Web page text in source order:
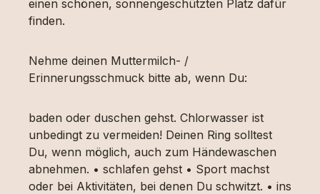
einen schönen, sonnengeschützten Platz dafür
finden.
Nehme deinen Muttermilch- /
Erinnerungsschmuck bitte ab, wenn Du:
baden oder duschen gehst. Chlorwasser ist
unbedingt zu vermeiden! Deinen Ring solltest
Du, wenn möglich, auch zum Händewaschen
abnehmen. • schlafen gehst • Sport machst
oder bei Aktivitäten, bei denen Du schwitzt. • ins